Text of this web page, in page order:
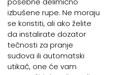
izbušene rupe. Ne moraju
se koristiti, ali ako želite
da instalirate dozator
tečnosti za pranje
sudova ili automatski
utikač, one će vam